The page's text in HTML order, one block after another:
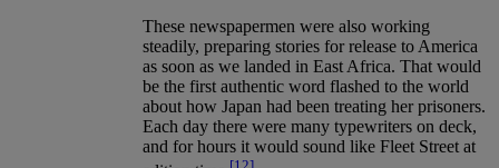
These newspapermen were also working
steadily, preparing stories for release to America
as soon as we landed in East Africa. That would
be the first authentic word flashed to the world
about how Japan had been treating her prisoners.
Each day there were many typewriters on deck,
and for hours it would sound like Fleet Street at